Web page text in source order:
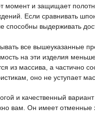
момент и защищает
Если сравнивать
способны выдерживать
все вышеуказанные
на эти изделия
из массива, а частично
оно не уступает
и качественный
вам. Он имеет отменные